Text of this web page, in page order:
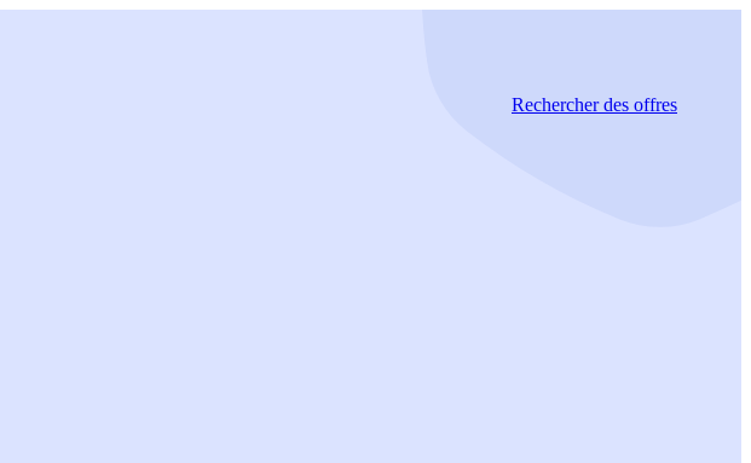
Rechercherdes offres